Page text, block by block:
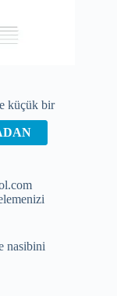
küçük bir
nasibini